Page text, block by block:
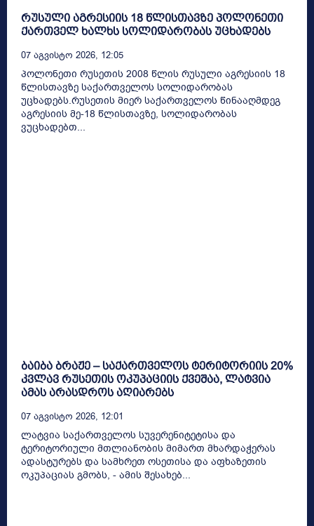
რუსული აგრესიის 18 წლისთავზე პოლონეთი
ქართველ ხალხს სოლიდარობას უცხადებს
07 Აგვისტო 2026, 12:05
პოლონეთი რუსეთის 2008 წლის რუსული აგრესიის 18
წლისთავზე საქართველოს სოლიდარობას
უცხადებს.რუსეთის მიერ საქართველოს წინააღმდეგ
აგრესიის მე-18 წლისთავზე, სოლიდარობას
ვუცხადებთ...
ბაიბა ბრაჟე – საქართველოს ტერიტორიის 20%
კვლავ რუსეთის ოკუპაციის ქვეშაა, ლატვია
ამას არასდროს აღიარებს
07 Აგვისტო 2026, 12:01
ლატვია საქართველოს სუვერენიტეტისა და
ტერიტორიული მთლიანობის მიმართ მხარდაჭერას
ადასტურებს და სამხრეთ ოსეთისა და აფხაზეთის
ოკუპაციას გმობს, - ამის შესახებ...